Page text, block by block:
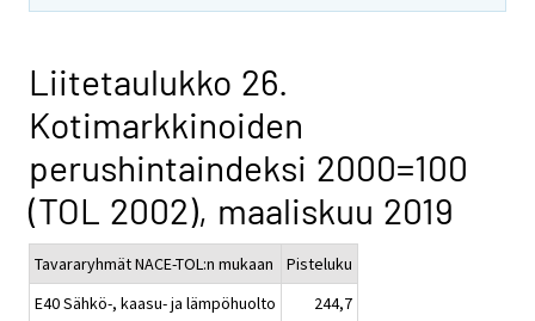
Liitetaulukko 26.
Kotimarkkinoiden
perushintaindeksi 2000=100
(TOL 2002), maaliskuu 2019
Tavararyhmät NACE-TOL:n mukaan
Pisteluku
E40 Sähkö-, kaasu- ja lämpöhuolto
244,7